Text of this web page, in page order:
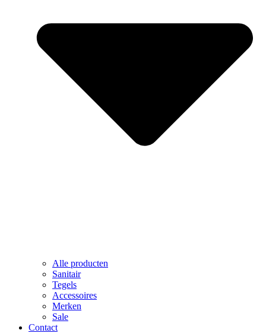
Alle producten
Sanitair
Tegels
Accessoires
Merken
Sale
Contact